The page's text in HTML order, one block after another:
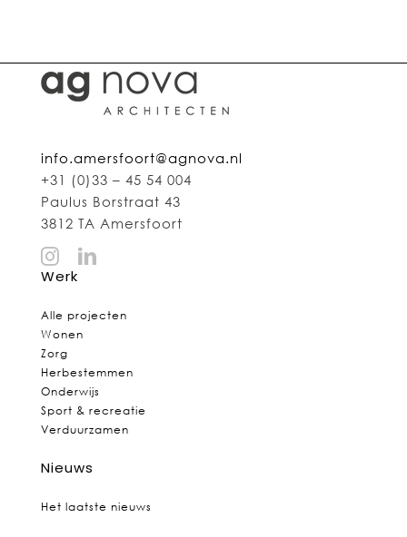
info.amersfoort@agnova.nl
+31 (0)33 – 45 54 004
Paulus Borstraat 43
3812 TA Amersfoort
Werk
Alle projecten
Wonen
Zorg
Herbestemmen
Onderwijs
Sport & recreatie
Verduurzamen
Nieuws
Het laatste nieuws